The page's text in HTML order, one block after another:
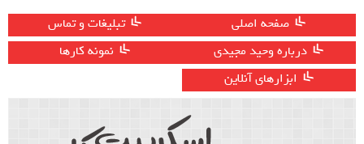
صفحه اصلی
تبلیغات و تماس
درباره وحید مجیدی
نمونه کارها
ابزارهای آنلاین